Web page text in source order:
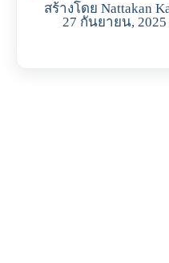
สร้างโดย Nattakan
27 กันยายน, 2025